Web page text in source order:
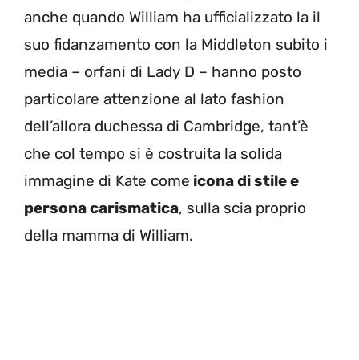
anche quando William ha ufficializzato la il
suo fidanzamento con la Middleton subito i
media – orfani di Lady D – hanno posto
particolare attenzione al lato fashion
dell’allora duchessa di Cambridge, tant’è
che col tempo si è costruita la solida
immagine di Kate come icona di stile e
persona carismatica, sulla scia proprio
della mamma di William.